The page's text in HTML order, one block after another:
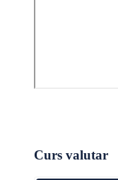
Curs valutar